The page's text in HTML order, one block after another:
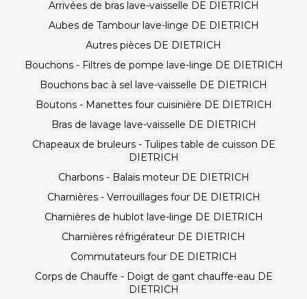
Arrivées de bras lave-vaisselle DE DIETRICH
Aubes de Tambour lave-linge DE DIETRICH
Autres pièces DE DIETRICH
Bouchons - Filtres de pompe lave-linge DE DIETRICH
Bouchons bac à sel lave-vaisselle DE DIETRICH
Boutons - Manettes four cuisinière DE DIETRICH
Bras de lavage lave-vaisselle DE DIETRICH
Chapeaux de bruleurs - Tulipes table de cuisson DE
DIETRICH
Charbons - Balais moteur DE DIETRICH
Charnières - Verrouillages four DE DIETRICH
Charnières de hublot lave-linge DE DIETRICH
Charnières réfrigérateur DE DIETRICH
Commutateurs four DE DIETRICH
Corps de Chauffe - Doigt de gant chauffe-eau DE
DIETRICH